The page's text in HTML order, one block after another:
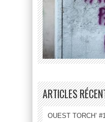
ARTICLES
OUEST TORCH’